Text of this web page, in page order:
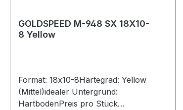
GOLDSPEED M-948 SX 18X10-
8 Yellow
Format: 18x10-8Härtegrad: Yellow
(Mittel)idealer Untergrund:
HartbodenPreis pro Stück